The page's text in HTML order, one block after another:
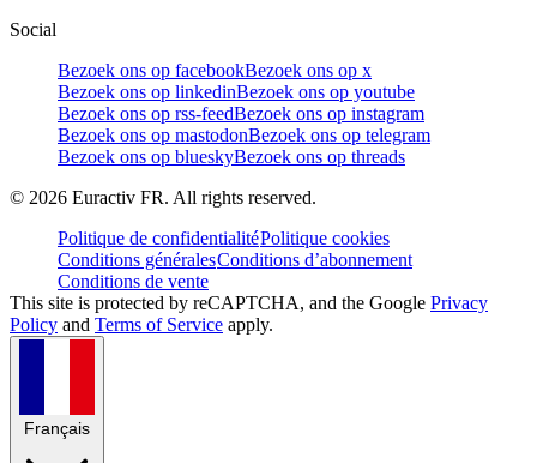
Social
Bezoek ons op facebookBezoek ons op x
Bezoek ons op linkedinBezoek ons op youtube
Bezoek ons op rss-feedBezoek ons op instagram
Bezoek ons op mastodonBezoek ons op telegram
Bezoek ons op blueskyBezoek ons op threads
© 2026 Euractiv FR. All rights reserved.
Politique de confidentialitéPolitique cookies
Conditions généralesConditions d’abonnement
Conditions de vente
This site is protected by reCAPTCHA, and the Google Privacy
Policy and Terms of Service apply.
Français